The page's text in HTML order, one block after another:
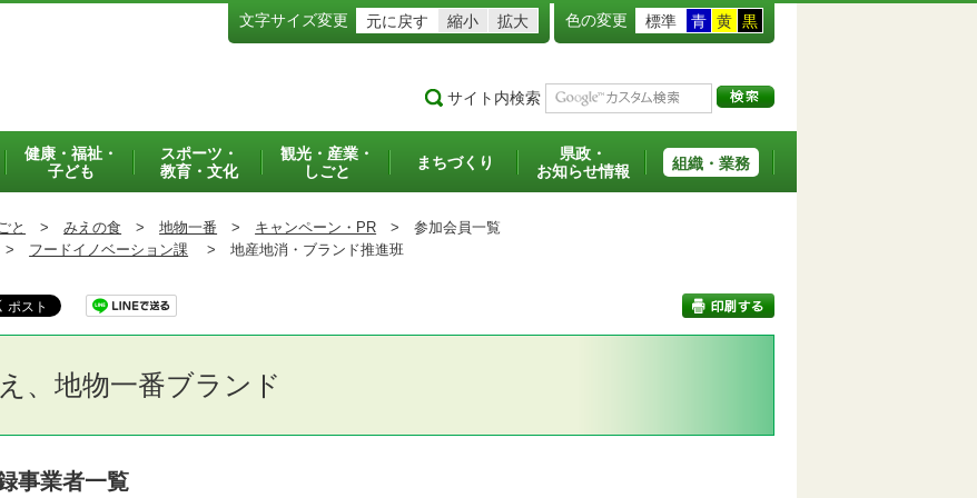
文字サイズ変更 元に戻す 縮小 拡大 色の変更 標準 青 黄 黒
サイト内検索
健康・福祉・
子ども
スポーツ・
教育・文化
観光・産業・
しごと
まちづくり
県政・
お知らせ情報
組織・業務
と > みえの食 > 地物一番 > キャンペーン・PR > 参加会員一覧
> フードイノベーション課 > 地産地消・ブランド推進班
、地物一番ブランド
事業者一覧